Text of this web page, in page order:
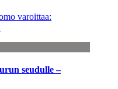
varoittaa:
seudulle –